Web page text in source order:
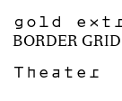
gold
BORDER GRID
Theater